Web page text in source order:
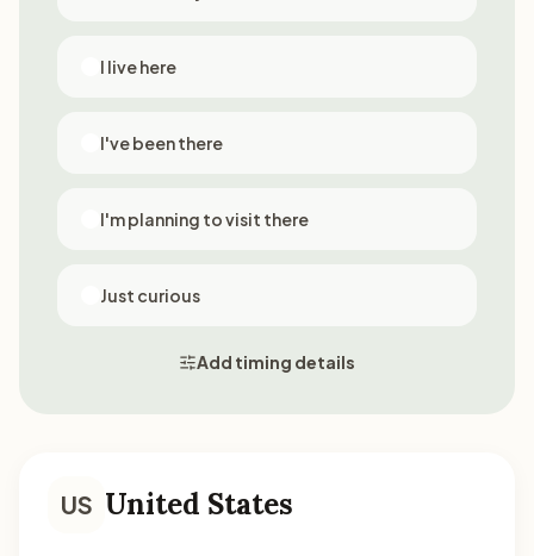
I live here
I've been there
I'm planning to visit there
Just curious
Add timing details
US United States